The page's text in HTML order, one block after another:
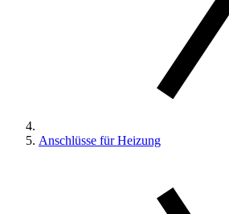
Anschlüsse für Heizung